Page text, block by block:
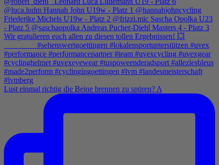
Lust einmal richtig die Beine brennen zu spüren? A